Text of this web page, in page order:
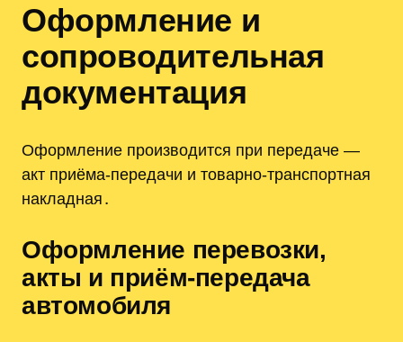
Оформление и
сопроводительная
документация
Оформление производится при передаче —
акт приёма-передачи и товарно-транспортная
накладная․
Оформление перевозки,
акты и приём-передача
автомобиля